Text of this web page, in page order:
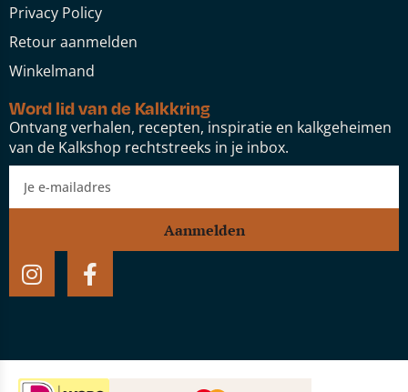
Privacy Policy
Retour aanmelden
Winkelmand
Word lid van de Kalkkring
Ontvang verhalen, recepten, inspiratie en kalkgeheimen
van de Kalkshop rechtstreeks in je inbox.
Aanmelden